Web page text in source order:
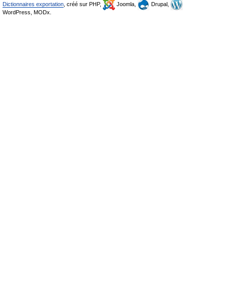
Dictionnaires exportation , créé sur PHP, Joomla,
Drupal,
WordPress, MODx.